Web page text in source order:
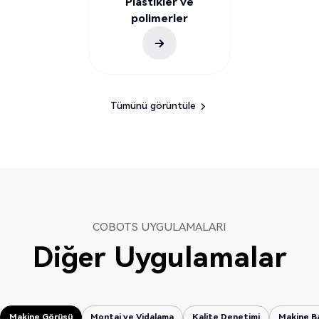
polimerler
Tümünü görüntüle
COBOTS UYGULAMALARI
Diğer Uygulamalar
Makine Görüşü
Montaj ve Vidalama
Kalite Denetimi
Makine